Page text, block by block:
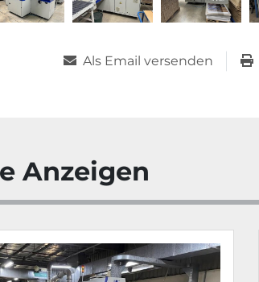
Als Email versenden
Anzeigen